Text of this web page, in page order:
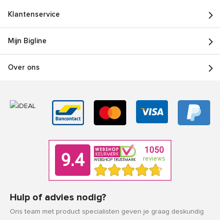
Klantenservice
Mijn Bigline
Over ons
Hulp of advies nodig?
Ons team met product specialisten geven je graag deskundig